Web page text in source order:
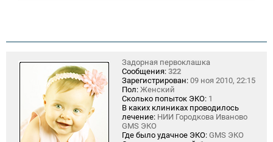
Задорная первоклашка
Сообщения: 322
Зарегистрирован: 09 ноя 2010, 22:15
Пол: Женский
Сколько попыток ЭКО: 1
В каких клиниках проводилось
лечение: НИИ Городкова Иваново
GMS ЭКО
Где было удачное ЭКО: GMS ЭКО